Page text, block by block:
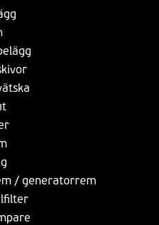
/ generatorrem